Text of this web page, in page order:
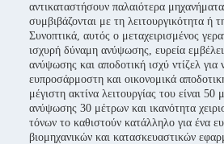
αντικαταστήσουν παλαιότερα
συμβιβάζονται με τη λειτουργικότητα ή
Συνοπτικά, αυτός ο μεταχειρισμένος
ισχυρή δύναμη ανύψωσης, ευρεία
ανύψωσης και αποδοτική ισχύ ντίζελ για
ευπροσάρμοστη και οικονομικά
μέγιστη ακτίνα λειτουργίας του είναι
ανύψωσης 30 μέτρων και ικανότητα
τόνων το καθιστούν κατάλληλο για ένα
βιομηχανικών και κατασκευαστικών